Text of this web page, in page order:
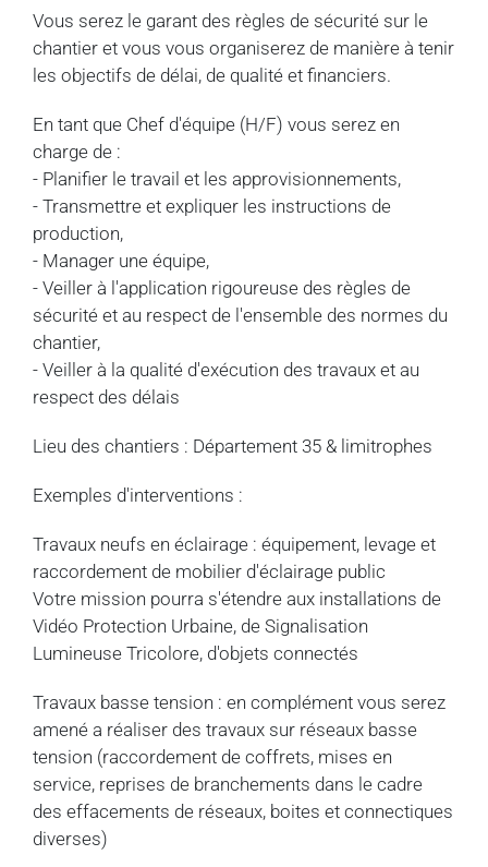
Vous serez le garant des règles de sécurité sur le
chantier et vous vous organiserez de manière à tenir
les objectifs de délai, de qualité et financiers.
En tant que Chef d'équipe (H/F) vous serez en
charge de :
- Planifier le travail et les approvisionnements,
- Transmettre et expliquer les instructions de
production,
- Manager une équipe,
- Veiller à l'application rigoureuse des règles de
sécurité et au respect de l'ensemble des normes du
chantier,
- Veiller à la qualité d'exécution des travaux et au
respect des délais
Lieu des chantiers : Département 35 & limitrophes
Exemples d'interventions :
Travaux neufs en éclairage : équipement, levage et
raccordement de mobilier d'éclairage public
Votre mission pourra s'étendre aux installations de
Vidéo Protection Urbaine, de Signalisation
Lumineuse Tricolore, d'objets connectés
Travaux basse tension : en complément vous serez
amené a réaliser des travaux sur réseaux basse
tension (raccordement de coffrets, mises en
service, reprises de branchements dans le cadre
des effacements de réseaux, boites et connectiques
diverses)